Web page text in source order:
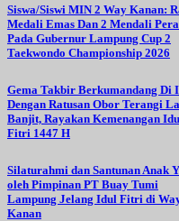
Siswa/Siswi MIN 2 Way Kanan:
Medali Emas Dan 2 Mendali
Pada Gubernur Lampung Cup 2
Taekwondo Championship 2026
Gema Takbir Berkumandang Di
Dengan Ratusan Obor Terangi
Banjit, Rayakan Kemenangan
Fitri 1447 H
Silaturahmi dan Santunan Anak
oleh Pimpinan PT Buay Tumi
Lampung Jelang Idul Fitri di
Kanan